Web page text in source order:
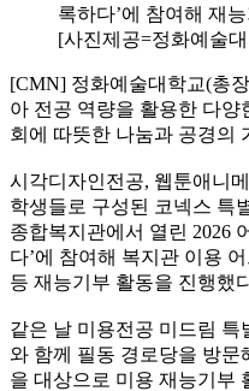
록하다’에 참여해 재
[사진제공=정화예술
[CMN] 정화예술대학교(총
아 전공 역량을 활용한 다
회에 따뜻한 나눔과 공경의
시각디자인전공, 웹툰애니
학생들로 구성된 코넥스 특
종합복지관에서 열린 2026
다’에 참여해 복지관 이용
등 재능기부 활동을 진행했
같은 날 미용전공 미드림 특
와 함께 필동 경로당을 방문
을 대상으로 미용 재능기부